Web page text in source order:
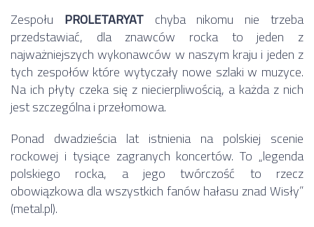
Zespołu PROLETARYAT chyba nikomu nie trzeba
przedstawiać, dla znawców rocka to jeden z
najważniejszych wykonawców w naszym kraju i jeden z
tych zespołów które wytyczały nowe szlaki w muzyce.
Na ich płyty czeka się z niecierpliwością, a każda z nich
jest szczególna i przełomowa.
Ponad dwadzieścia lat istnienia na polskiej scenie
rockowej i tysiące zagranych koncertów. To „legenda
polskiego rocka, a jego twórczość to rzecz
obowiązkowa dla wszystkich fanów hałasu znad Wisły”
(metal.pl).